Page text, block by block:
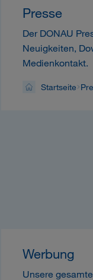
Presse
Der DONAU
Neuigkeiten,
Medienkontakt.
Startseite
Werbung
Unsere